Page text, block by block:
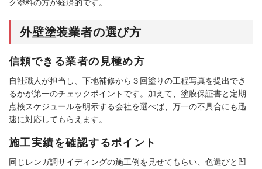
ク塗料の方が経済的です。
外壁塗装業者の選び方
信頼できる業者の見極め方
自社職人が担当し、下地補修から３回塗りの工程写真を提出でき
るかが第一のチェックポイントです。加えて、塗膜保証書と定期
点検スケジュールを明示する会社を選べば、万一の不具合にも迅
速に対応してもらえます。
施工実績を確認するポイント
同じレンガ調サイディングの施工例を見せてもらい、色選びと凹